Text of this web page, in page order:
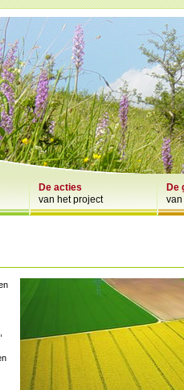
De acties
van het project
De
van